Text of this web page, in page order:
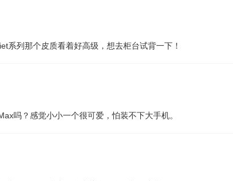
系列那个皮质看着好高级，想去柜台试背一下！
吗？感觉小小一个很可爱，怕装不下大手机。